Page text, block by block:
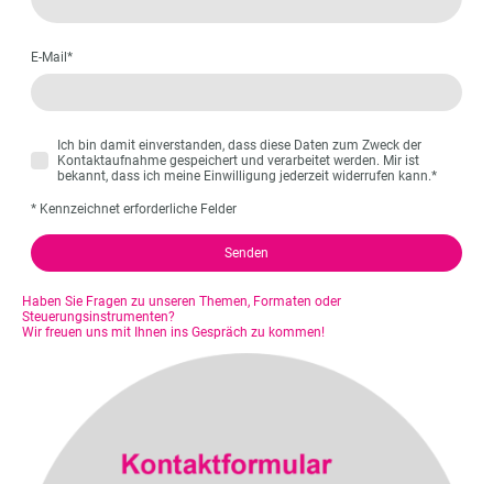
E-Mail *
Ich bin damit einverstanden, dass diese Daten zum Zweck der
Kontaktaufnahme gespeichert und verarbeitet werden. Mir ist
bekannt, dass ich meine Einwilligung jederzeit widerrufen kann.*
* Kennzeichnet erforderliche Felder
Senden
Haben Sie Fragen zu unseren Themen, Formaten oder
Steuerungsinstrumenten?
Wir freuen uns mit Ihnen ins Gespräch zu kommen!